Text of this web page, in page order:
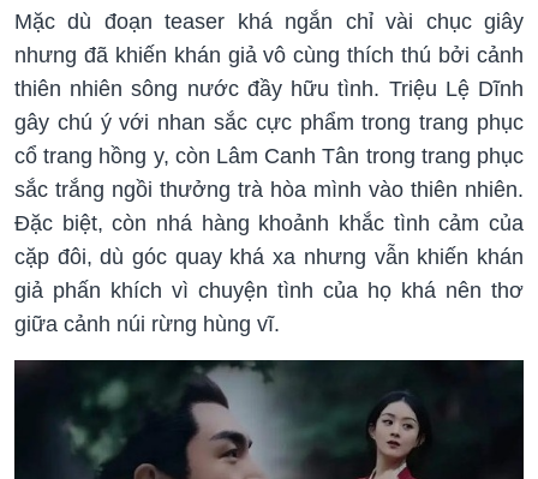
Mặc dù đoạn teaser khá ngắn chỉ vài chục giây
nhưng đã khiến khán giả vô cùng thích thú bởi cảnh
thiên nhiên sông nước đầy hữu tình. Triệu Lệ Dĩnh
gây chú ý với nhan sắc cực phẩm trong trang phục
cổ trang hồng y, còn Lâm Canh Tân trong trang phục
sắc trắng ngồi thưởng trà hòa mình vào thiên nhiên.
Đặc biệt, còn nhá hàng khoảnh khắc tình cảm của
cặp đôi, dù góc quay khá xa nhưng vẫn khiến khán
giả phấn khích vì chuyện tình của họ khá nên thơ
giữa cảnh núi rừng hùng vĩ.